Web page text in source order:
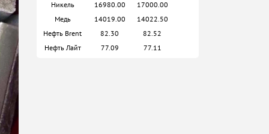
Никель
16980.00
17000.00
Медь
14019.00
14022.50
Нефть Brent
82.30
82.52
Нефть Лайт
77.09 77.11